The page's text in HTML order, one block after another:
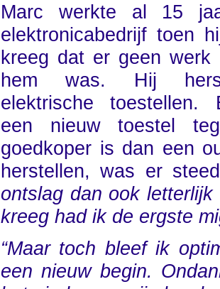
Marc werkte al 15
elektronicabedrijf toen
kreeg dat er geen werk
hem was. Hij
elektrische toestellen.
een nieuw toestel
goedkoper is dan een
herstellen, was er
ontslag dan ook
kreeg had ik de ergste
“Maar toch bleef ik
een nieuw begin.